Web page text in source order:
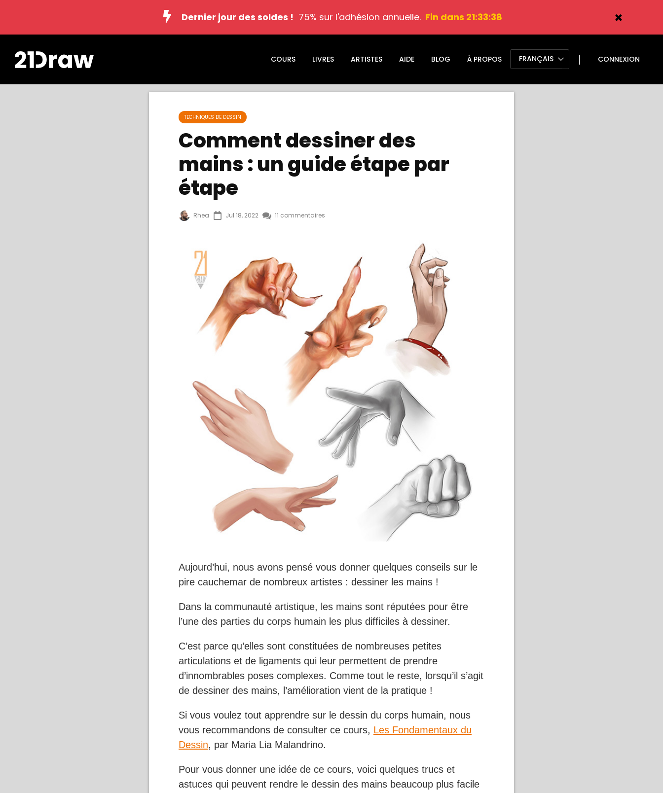
Dernier jour des soldes ! 75% sur l'adhésion annuelle. Fin dans 21:33:37
COURS LIVRES ARTISTES AIDE BLOG À PROPOS FRANÇAIS CONNEXION
TECHNIQUES DE DESSIN
Comment dessiner des
mains : un guide étape par
étape
Rhea Jul 18, 2022 11 commentaires
Aujourd’hui, nous avons pensé vous donner quelques conseils sur le
pire cauchemar de nombreux artistes : dessiner les mains !
Dans la communauté artistique, les mains sont réputées pour être
l’une des parties du corps humain les plus difficiles à dessiner.
C’est parce qu’elles sont constituées de nombreuses petites
articulations et de ligaments qui leur permettent de prendre
d’innombrables poses complexes. Comme tout le reste, lorsqu’il s’agit
de dessiner des mains, l’amélioration vient de la pratique !
Si vous voulez tout apprendre sur le dessin du corps humain, nous
vous recommandons de consulter ce cours, Les Fondamentaux du
Dessin, par Maria Lia Malandrino.
Pour vous donner une idée de ce cours, voici quelques trucs et
astuces qui peuvent rendre le dessin des mains beaucoup plus facile